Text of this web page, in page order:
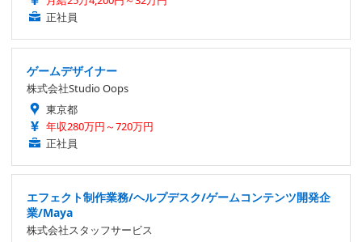
正社員
ゲームデザイナー
株式会社Studio Oops
東京都
年収280万円～720万円
正社員
エフェクト制作業務/ヘルプデスク/ゲームコンテンツ開発企
業/Maya
株式会社スタッフサービス